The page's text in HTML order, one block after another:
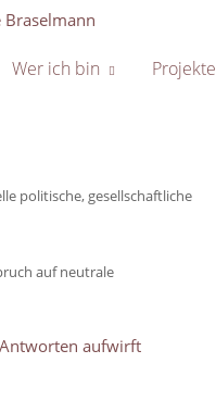
Wer ich bin Projekte
politische, gesellschaftliche
auf neutrale